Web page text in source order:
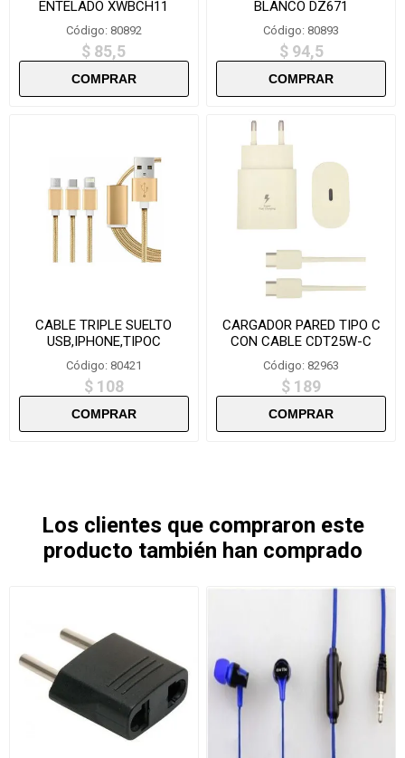
ENTELADO XWBCH11
SUELTO
Código: 80892
$ 85,5
BLANCO DZ671
Código: 80893
$ 94,5
CABLE TRIPLE SUELTO
USB,IPHONE,TIPOC
SDT.3.1/17589
Código: 80421
$ 108
CARGADOR PARED TIPO C
CON CABLE CDT25W-C
Código: 82963
$ 189
Los clientes que compraron este
producto también han comprado